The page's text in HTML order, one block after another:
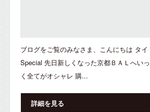
ブログをご覧のみなさま、こんにちは タイ
Special 先日新しくなった京都ＢＡＬへい
く全てがオシャレ 購...
詳細を見る